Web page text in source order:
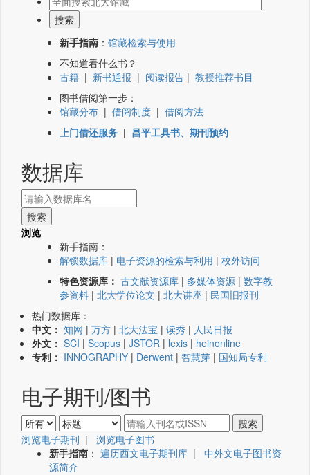
新手指南 ： 馆藏检索与使用
不知道看什么书？
古籍 | 新书通报 | 阅读报告 | 教授推荐书目
图书借阅第一步：
馆藏分布 | 借阅制度 | 借阅方法
上门借还服务 | 昌平工具书、期刊预约
数据库
浏览
新手指南：
解锁数据库 | 电子资源的检索与利用 | 校外访问
特色资源库： 古文献资源库 | 多媒体资源 | 数字教
参资料 | 北大学位论文 | 北大讲座 | 民国旧报刊
热门数据库：
中文： 知网 | 万方 | 北大法宝 | 读秀 | 人民日报
外文： SCI | Scopus | JSTOR | lexis | heinonline
专利： INNOGRAPHY | Derwent | 智慧芽 | 国知局专利
电子期刊/图书
浏览电子期刊 | 浏览电子图书
新手指南 ： 遍历西文电子期刊库 | 中外文电子图书资
源简介